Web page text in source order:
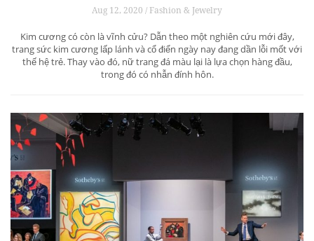
Aug 12, 2020 / Fashion & Jewelry
Kim cương có còn là vĩnh cửu? Dẫn theo một nghiên cứu mới đây,
trang sức kim cương lấp lánh và cổ điển ngày nay đang dần lỗi mốt với
thế hệ trẻ. Thay vào đó, nữ trang đá màu lại là lựa chọn hàng đầu,
trong đó có nhẫn đính hôn.